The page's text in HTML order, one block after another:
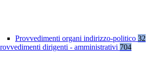
Provvedimenti organi indirizzo-politico 32
dirigenti - amministrativi 704